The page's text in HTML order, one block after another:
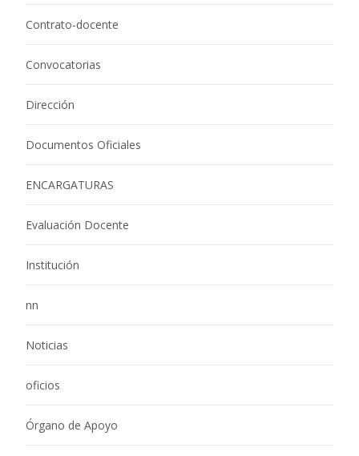
Contrato-docente
Convocatorias
Dirección
Documentos Oficiales
ENCARGATURAS
Evaluación Docente
Institución
nn
Noticias
oficios
Órgano de Apoyo